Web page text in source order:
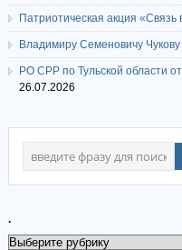
Патриотическая акция
Владимиру Семеновичу
РО СРР по Тульской области
26.07.2026
.